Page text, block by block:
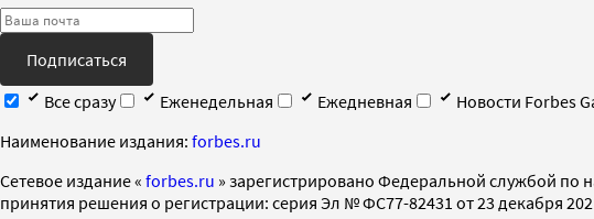
Подписаться
Все сразу
Еженедельная Ежедневная
Новости Forbes
Наименование издания: forbes.ru
Cетевое издание « forbes.ru » зарегистрировано Федеральной службой по
принятия решения о регистрации: серия Эл № ФС77-82431 от 23 декабря